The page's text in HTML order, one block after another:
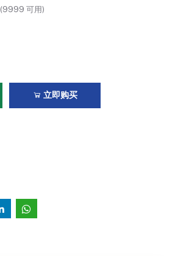
(9999 可用)
立即购买